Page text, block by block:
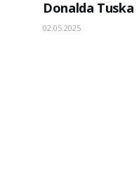
Donalda Tuska
02.05.2025